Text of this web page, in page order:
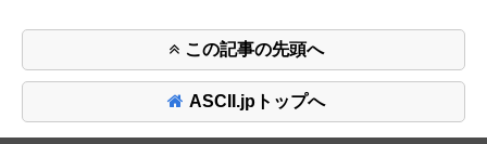
この記事の先頭へ
ASCII.jpトップへ